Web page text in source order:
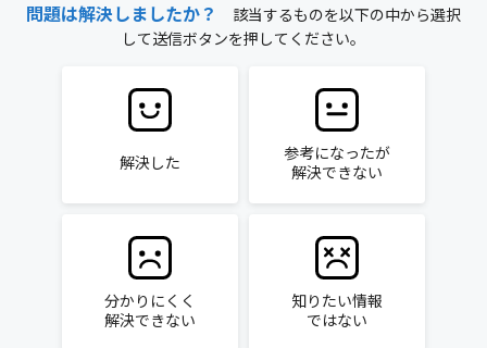
問題は解決しましたか？
該当するものを以下の中から選択
して送信ボタンを押してください。
解決した
参考になったが
解決できない
分かりにくく
解決できない
知りたい情報
ではない